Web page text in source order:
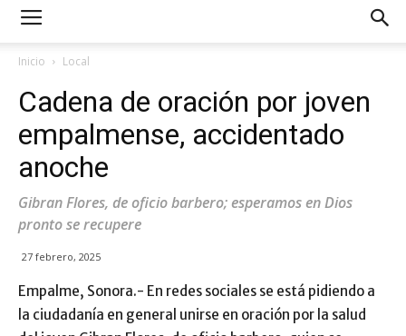
Inicio Local
Cadena de oración por joven
empalmense, accidentado
anoche
Gibran Flores, de oficio barbero; esperamos en Dios
pronto se recupere
27 febrero, 2025
Empalme, Sonora.- En redes sociales se está pidiendo a
la ciudadanía en general unirse en oración por la salud